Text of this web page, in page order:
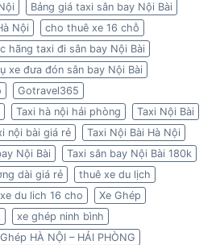
Bảng giá taxi sân bay Nội Bài
Nội
cho thuê xe 16 chỗ
hãng taxi đi sân bay Nội Bài
xe đưa đón sân bay Nội Bài
Gotravel365
Taxi hà nội hải phòng
Taxi Nội Bài
nội bài giá rẻ
Taxi Nội Bài Hà Nội
Nội Bài
Taxi sân bay Nội Bài 180k
dài giá rẻ
thuê xe du lịch
xe du lich 16 cho
Xe Ghép
xe ghép ninh bình
HÀ NỘI – HẢI PHÒNG